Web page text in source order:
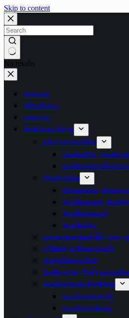
Skip to content
No results
หน้าแรก
เกี่ยวกับเรา
บทความ
สินค้าและบริการ
บริหารความเสี่ยง
ประกันชีวิต, ประกัน
ประกันรถยนต์ทุกปร
ด้านการเงิน
บัตรเครดิต, บัตรกด
สินเชื่อบุคคล, สินเชื่
สินเชื่อรถยนต์
สินเชื่อบ้าน
อสังหาริมทรัพย์ ซื้อ-ขาย-
COWAY เครื่องกรองน้ำ
สินค้ามือ1และมือ2
รับซื้อ-ขาย-จำนำ แบรนด์เ
แนะนำงานประจำ/พิเศษ
แนะนำงานประจำ
แนะนำงานพิเศษ